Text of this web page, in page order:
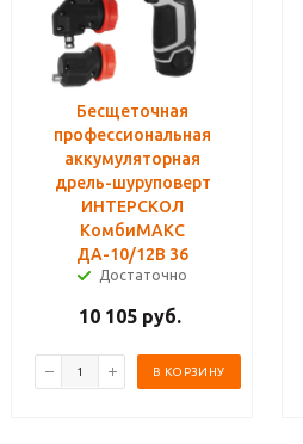
Бесщеточная
профессиональная
аккумуляторная
дрель-шуруповерт
ИНТЕРСКОЛ
КомбиМАКС
ДА-10/12В 36
Достаточно
10 105 руб.
В КОРЗИНУ